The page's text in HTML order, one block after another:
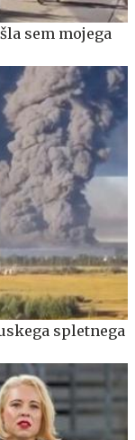
sem mojega
spletnega